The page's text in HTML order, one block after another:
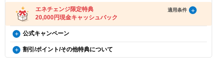
ること。
・電気の使用開始日から12カ月間の電気料金支払い額がキャッシュバック金額を
超えていること。
いこと。
受け取り方法
・適用条件の契約継続期間を達成後2カ月後の月末までに、エネチェンジより特典
受け取りに関するご案内メールをお送りします。
※異常気象、天災地変、非常事態の場合等、本サービスを提供すること
が困難または危険が伴うことが予測される場合の作業や、その他当社ま
たは委託会社が不適切であると判断する作業はお受けできません。
※本サービスの提供に伴って一時停電する場合や、また停電により電気
機器の故障やパソコンのデータの消失等が生じる場合があります。
※本サービスは東京電力パワーグリッドまたは東京電力パワーグリッド
が委託する電気のプロが駆け付け、点検、調査、応急処置をいたしま
す。
エネチェンジ限定特典 適用条件
20,000円現金キャッシュバック
エバーグリーン・リテイリング×エネチェンジ キャッシュ
バック特典（12カ月間の電気料金支払い額がキャッシュバ
ック金額を超える方限定）（今のお住まいで電気の切り替
公式キャンペーン
電気・ガス料金支援
政府の「電気・ガス料金支援」の一環として、2026年8月分（7月使用
割引/ポイント/その他特典について